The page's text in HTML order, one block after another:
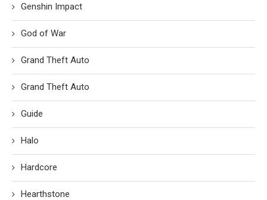
Genshin Impact
God of War
Grand Theft Auto
Grand Theft Auto
Guide
Halo
Hardcore
Hearthstone